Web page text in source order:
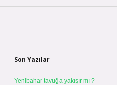
Son Yazılar
Yenibahar tavuğa yakışır mı ?